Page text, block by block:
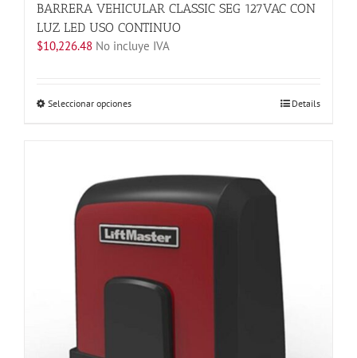
BARRERA VEHICULAR CLASSIC SEG 127VAC CON
LUZ LED USO CONTINUO
$10,226.48 No incluye IVA
Seleccionar opcionesEste
variantes.
Las
se
pueden
en
Details